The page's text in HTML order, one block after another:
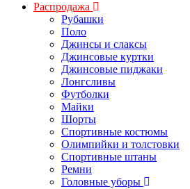
Распродажа
Рубашки
Поло
Джинсы и слаксы
Джинсовые куртки
Джинсовые пиджаки
Лонгсливы
Футболки
Майки
Шорты
Спортивные костюмы
Олимпийки и толстовки
Спортивные штаны
Ремни
Головные уборы